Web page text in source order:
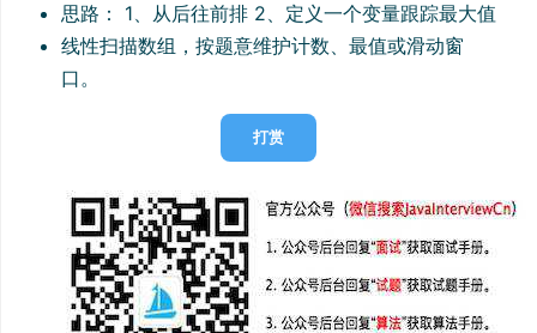
思路： 1、从后往前排 2、定义一个变量跟踪最大值
线性扫描数组，按题意维护计数、最值或滑动窗
口。
打赏